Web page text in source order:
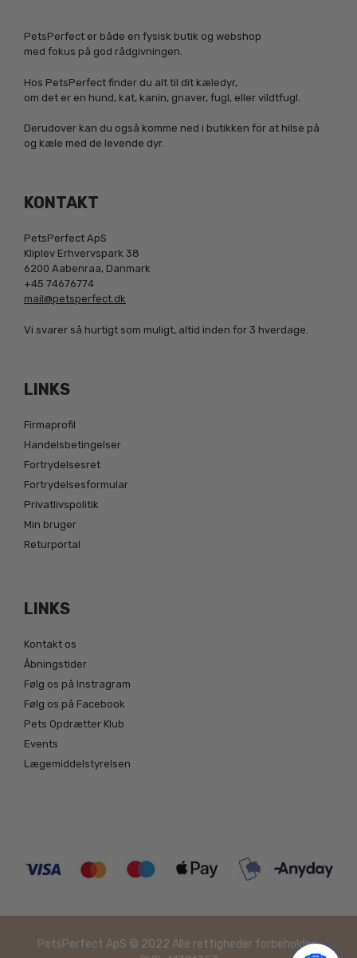
PetsPerfect er både en fysisk butik og webshop
med fokus på god rådgivningen.
Hos PetsPerfect finder du alt til dit kæledyr,
om det er en hund, kat, kanin, gnaver, fugl, eller vildtfugl.
Derudover kan du også komme ned i butikken for at hilse på
og kæle med de levende dyr.
KONTAKT
PetsPerfect ApS
Kliplev Erhvervspark 38
6200 Aabenraa, Danmark
+45 74676774
mail@petsperfect.dk
Vi svarer så hurtigt som muligt, altid inden for 3 hverdage.
LINKS
Firmaprofil
Handelsbetingelser
Fortrydelsesret
Fortrydelsesformular
Privatlivspolitik
Min bruger
Returportal
LINKS
Kontakt os
Åbningstider
Følg os på Instragram
Følg os på Facebook
Pets Opdrætter Klub
Events
Lægemiddelstyrelsen
PetsPerfect ApS © 2022 Alle rettigheder forbeholdes.